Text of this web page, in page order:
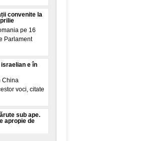
convenite la
pe 16
Parlament
e în
China
voci, citate
sub ape.
apropie de